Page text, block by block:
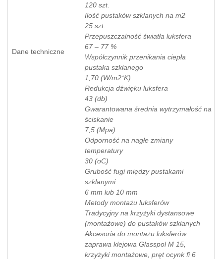
Dane techniczne
120 szt.
Ilość pustaków szklanych na m2
25 szt.
Przepuszczalność światła luksfera
67 – 77 %
Współczynnik przenikania ciepła
pustaka szklanego
1,70 (W/m2*K)
Redukcja dźwięku luksfera
43 (db)
Gwarantowana średnia wytrzymałość na
ściskanie
7,5 (Mpa)
Odporność na nagłe zmiany
temperatury
30 (oC)
Grubość fugi między pustakami
szklanymi
6 mm lub 10 mm
Metody montażu luksferów
Tradycyjny na krzyżyki dystansowe
(montażowe) do pustaków szklanych
Akcesoria do montażu luksferów
zaprawa klejowa Glasspol M 15,
krzyżyki montażowe, pręt ocynk fi 6